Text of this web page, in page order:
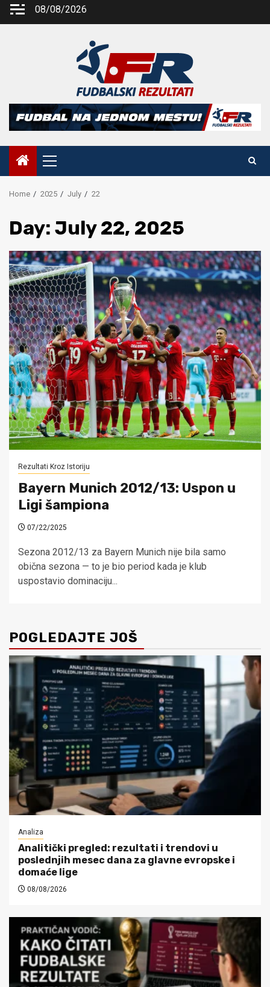
Skip
08/08/2026
Primary
Menu
Home 2025 July 22
Day: July 22, 2025
Rezultati Kroz Istoriju
Bayern Munich 2012/13: Uspon u
Ligi šampiona
07/22/2025
Sezona 2012/13 za Bayern Munich nije bila samo
obična sezona — to je bio period kada je klub
uspostavio dominaciju...
POGLEDAJTE JOŠ
Analiza
Analitički pregled: rezultati i trendovi u
poslednjih mesec dana za glavne evropske i
domaće lige
08/08/2026